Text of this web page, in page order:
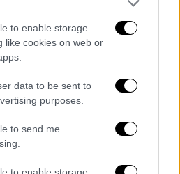
to enable storage
like cookies on web or
data to be sent to
purposes.
to send me
to enable storage
να προσδιοριστεί
βιταμίνης D.
(15%) είχαν θετική
νέο κορoνοϊό SARS-
ανάλυση,
για θετική
ασθενείς είχαν ηλικία